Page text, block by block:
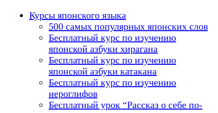
Курсы японского языка
500 самых популярных японских слов
Бесплатный курс по изучению
японской азбуки хирагана
Бесплатный курс по изучению
японской азбуки катакана
Бесплатный курс по изучению
иероглифов
Бесплатный урок “Рассказ о себе по-